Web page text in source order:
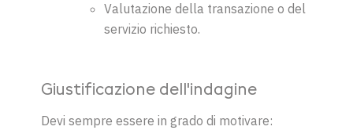
Valutazione della transazione o del
servizio richiesto.
Giustificazione dell'indagine
Devi sempre essere in grado di motivare: